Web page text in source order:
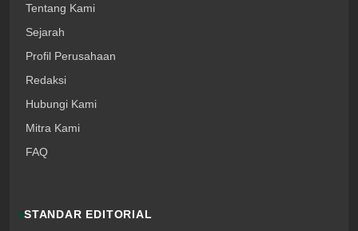
Tentang Kami
Sejarah
Profil Perusahaan
Redaksi
Hubungi Kami
Mitra Kami
FAQ
STANDAR EDITORIAL